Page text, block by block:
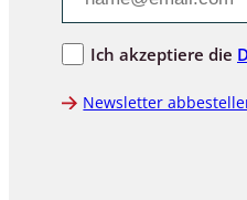
Ich akzeptiere die
Newsletter